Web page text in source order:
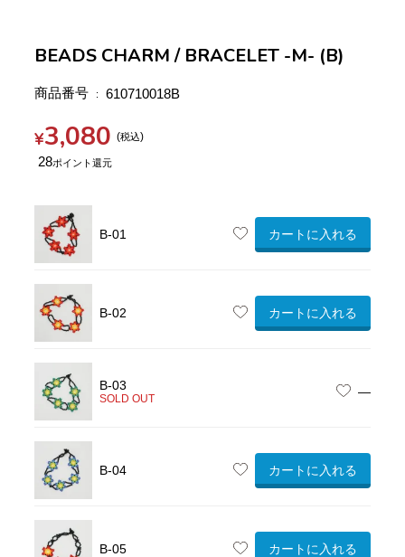
BEADS CHARM / BRACELET -M- (B)
商品番号 610710018B
¥3,080 税込
28
B-01 カートに入れる
B-02 カートに入れる
B-03
SOLD OUT —
B-04 カートに入れる
B-05 カートに入れる